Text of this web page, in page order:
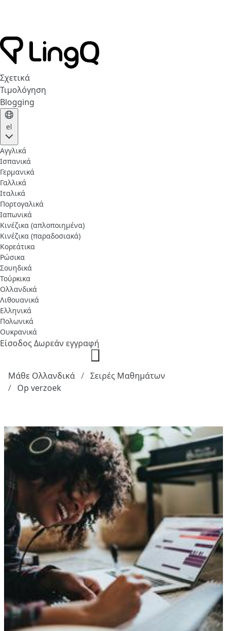
Σχετικά
Τιμολόγηση
Blogging
el
Αγγλικά
Ισπανικά
Γερμανικά
Γαλλικά
Ιταλικά
Πορτογαλικά
Ιαπωνικά
Κινέζικα (απλοποιημένα)
Κινέζικα (παραδοσιακά)
Κορεάτικα
Ρώσικα
Σουηδικά
Τούρκικα
Ολλανδικά
Λιθουανικά
Ελληνικά
Πολωνικά
Ουκρανικά
ΕίσοδοςΔωρεάν εγγραφή
Μάθε Ολλανδικά
Σειρές Μαθημάτων
Op verzoek